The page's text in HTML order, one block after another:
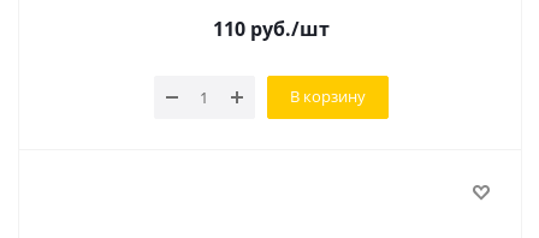
110руб./шт
В корзину